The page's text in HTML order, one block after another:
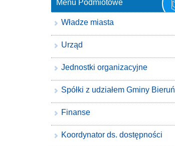
Menu Podmiotowe
Władze miasta
Urząd
Jednostki organizacyjne
Spółki z udziałem Gminy Bieruń
Finanse
Koordynator ds. dostępności